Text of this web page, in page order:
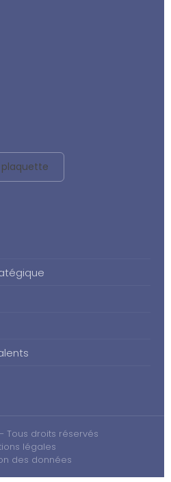
Tous droits réservés
légales
des données